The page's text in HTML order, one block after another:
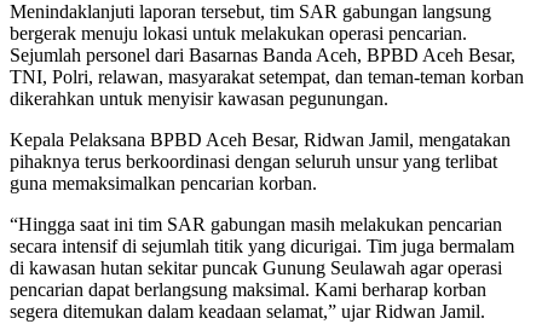
Menindaklanjuti laporan tersebut, tim SAR gabungan langsung
bergerak menuju lokasi untuk melakukan operasi pencarian.
Sejumlah personel dari Basarnas Banda Aceh, BPBD Aceh Besar,
TNI, Polri, relawan, masyarakat setempat, dan teman-teman korban
dikerahkan untuk menyisir kawasan pegunungan.
Kepala Pelaksana BPBD Aceh Besar, Ridwan Jamil, mengatakan
pihaknya terus berkoordinasi dengan seluruh unsur yang terlibat
guna memaksimalkan pencarian korban.
“Hingga saat ini tim SAR gabungan masih melakukan pencarian
secara intensif di sejumlah titik yang dicurigai. Tim juga bermalam
di kawasan hutan sekitar puncak Gunung Seulawah agar operasi
pencarian dapat berlangsung maksimal. Kami berharap korban
segera ditemukan dalam keadaan selamat,” ujar Ridwan Jamil.